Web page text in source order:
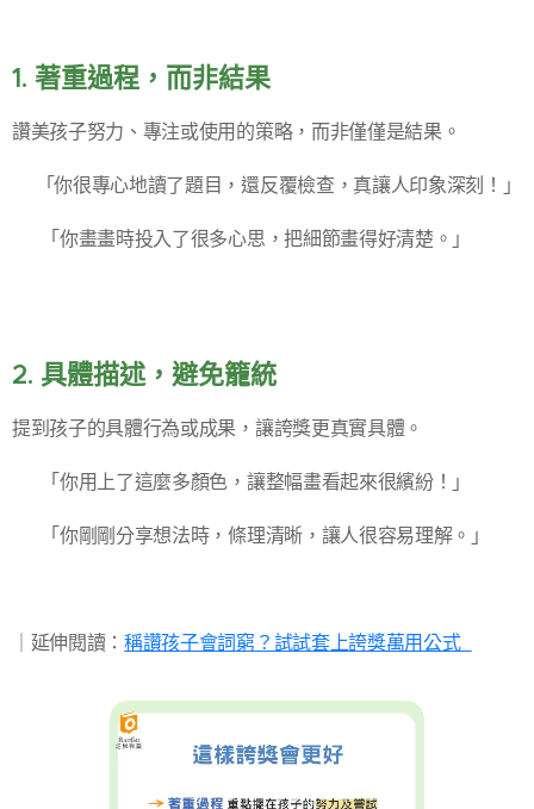
1. 著重過程，而非結果
讚美孩子努力、專注或使用的策略，而非僅僅是結果。
✅「你很專心地讀了題目，還反覆檢查，真讓人印象深刻！」
✅ 「你畫畫時投入了很多心思，把細節畫得好清楚。」
2. 具體描述，避免籠統
提到孩子的具體行為或成果，讓誇獎更真實具體。
✅ 「你用上了這麼多顏色，讓整幅畫看起來很繽紛！」
✅ 「你剛剛分享想法時，條理清晰，讓人很容易理解。」
｜延伸閱讀：稱讚孩子會詞窮？試試套上誇獎萬用公式